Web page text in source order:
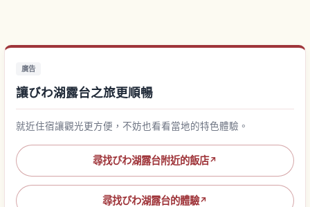
廣告
讓びわ湖露台之旅更順暢
就近住宿讓觀光更方便，不妨也看看當地的特色體驗。
尋找びわ湖露台附近的飯店↗
尋找びわ湖露台的體驗↗